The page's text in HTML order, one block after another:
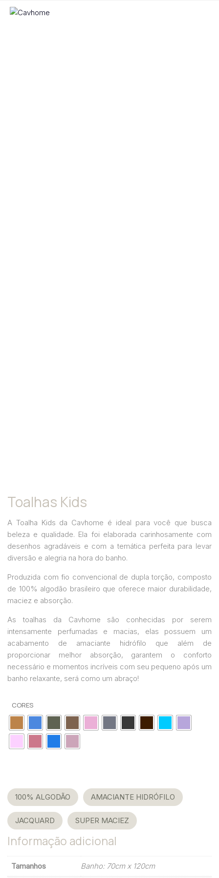
Toalhas Kids
A Toalha Kids da Cavhome é ideal para você que busca
beleza e qualidade. Ela foi elaborada carinhosamente com
desenhos agradáveis e com a temática perfeita para levar
diversão e alegria na hora do banho.
Produzida com fio convencional de dupla torção, composto
de 100% algodão brasileiro que oferece maior durabilidade,
maciez e absorção.
As toalhas da Cavhome são conhecidas por serem
intensamente perfumadas e macias, elas possuem um
acabamento de amaciante hidrófilo que além de
proporcionar melhor absorção, garantem o conforto
necessário e momentos incríveis com seu pequeno após um
banho relaxante, será como um abraço!
CORES
100% ALGODÃO
AMACIANTE HIDRÓFILO
JACQUARD
SUPER MACIEZ
Informação adicional
Tamanhos Banho: 70cm x 120cm